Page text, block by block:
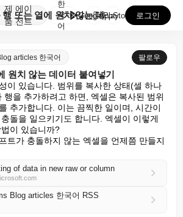
제
품
에이
전트
새로운 행 또는 열에 원치 않는 데이터 붙여넣기
한
국
어
GooglePlay
AppStore 로그인
articles 한국어 팔로우
원치 않는 데이터 붙여넣기
이 있습니다. 범위를 복사한 상태(셀 하나
행을 추가하려고 하면, 엑셀은 복사된 범위
추가합니다. 이는 끔찍한 일이며, 시간이
돌을 일으키기도 합니다. 엑셀이 이렇게
이 있습니까?
트가 충돌하지 않는 엑셀을 언제쯤 만들지
of data in new raw or column
Blog articles 한국어 RSS